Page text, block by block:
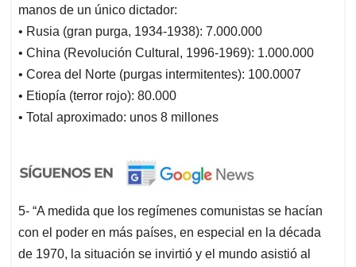
manos de un único dictador:
• Rusia (gran purga, 1934-1938): 7.000.000
• China (Revolución Cultural, 1996-1969): 1.000.000
• Corea del Norte (purgas intermitentes): 100.0007
• Etiopía (terror rojo): 80.000
• Total aproximado: unos 8 millones
5- “A medida que los regímenes comunistas se hacían
con el poder en más países, en especial en la década
de 1970, la situación se invirtió y el mundo asistió al